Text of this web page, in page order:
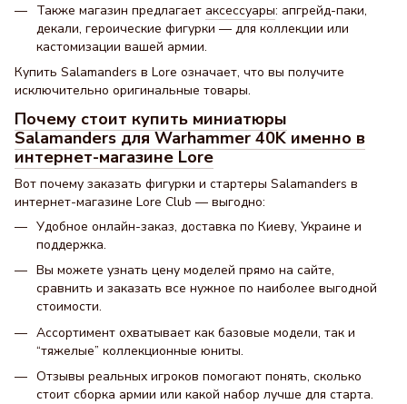
Также магазин предлагает аксессуары: апгрейд-паки,
декали, героические фигурки — для коллекции или
кастомизации вашей армии.
Купить Salamanders в Lore означает, что вы получите
исключительно оригинальные товары.
Почему стоит купить миниатюры
Salamanders для Warhammer 40K именно в
интернет-магазине Lore
Вот почему заказать фигурки и стартеры Salamanders в
интернет-магазине Lore Club — выгодно:
Удобное онлайн-заказ, доставка по Киеву, Украине и
поддержка.
Вы можете узнать цену моделей прямо на сайте,
сравнить и заказать все нужное по наиболее выгодной
стоимости.
Ассортимент охватывает как базовые модели, так и
“тяжелые” коллекционные юниты.
Отзывы реальных игроков помогают понять, сколько
стоит сборка армии или какой набор лучше для старта.